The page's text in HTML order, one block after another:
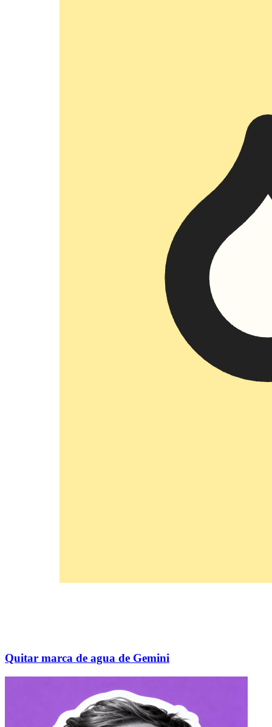
Quitar marca de agua de Gemini